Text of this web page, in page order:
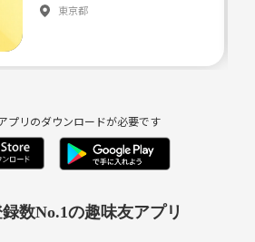
東京都
プリのダウンロードが必要です
数No.1の趣味友アプリ